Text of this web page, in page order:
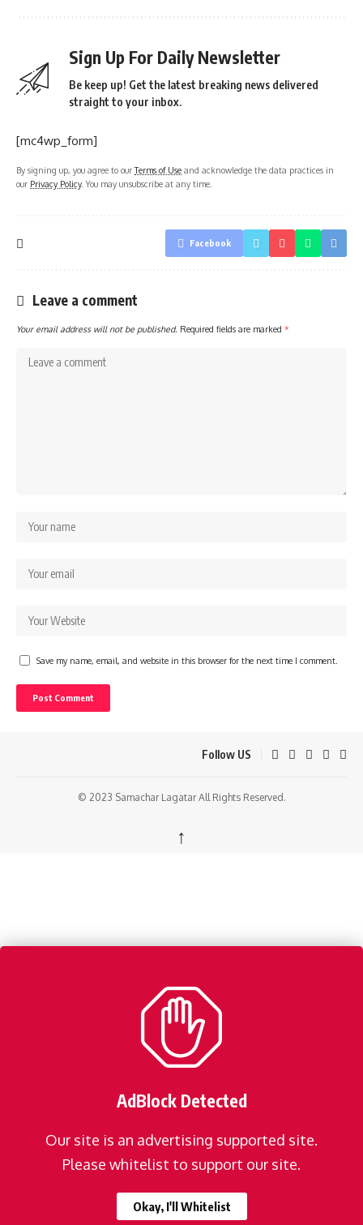
Sign Up For Daily Newsletter
Be keep up! Get the latest breaking news delivered
straight to your inbox.
[mc4wp_form]
By signing up, you agree to ourTerms of Use and acknowledge the data practices in
our Privacy Policy. You may unsubscribe at any time.
Facebook
Leave a comment
Your email address will not be published. Required fields are marked *
Save my name, email, and website in this browser for the next time I comment.
Follow US
© 2023 Samachar Lagatar All Rights Reserved.
↑
AdBlock Detected
Our site is an advertising supported site.
Please whitelist to support our site.
Okay, I'll Whitelist